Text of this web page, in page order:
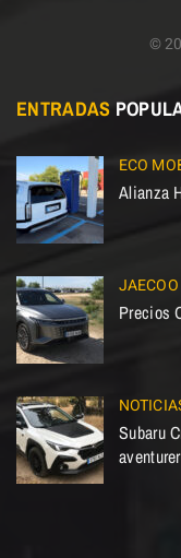
©
ENTRADAS
ECO
Alianza
JAECOO
Precios
Subaru